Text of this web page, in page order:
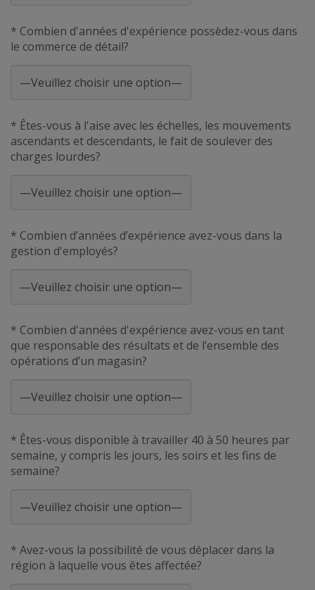
* Combien d'années d'expérience possèdez-vous dans
le commerce de détail?
* Êtes-vous à l'aise avec les échelles, les mouvements
ascendants et descendants, le fait de soulever des
charges lourdes?
* Combien d’années d’expérience avez-vous dans la
gestion d'employés?
* Combien d'années d'expérience avez-vous en tant
que responsable des résultats et de l’ensemble des
opérations d’un magasin?
* Êtes-vous disponible à travailler 40 à 50 heures par
semaine, y compris les jours, les soirs et les fins de
semaine?
* Avez-vous la possibilité de vous déplacer dans la
région à laquelle vous êtes affectée?